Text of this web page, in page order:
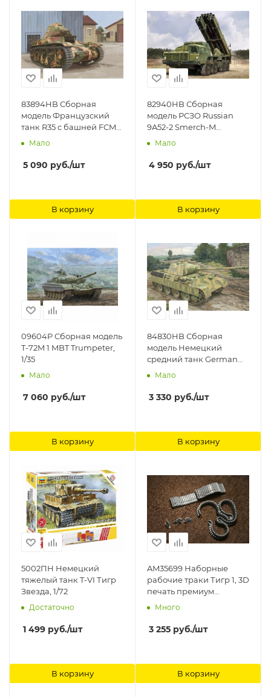
83894HB Сборная
модель Французский
танк R35 c башней FCM
Hobby Boss
Мало
5 090 руб./шт
В корзину
82940HB Сборная
модель РСЗО Russian
9A52-2 Smerch-M
multiple rocket launcher
Мало
4 950 руб./шт
В корзину
09604P Сборная модель
T-72M 1 MBT Trumpeter,
1/35
Мало
7 060 руб./шт
В корзину
84830HB Сборная
модель Немецкий
средний танк German
Sd.Kfz.171 PzKpfw Ausf A
Мало
3 330 руб./шт
В корзину
5002ПН Немецкий
тяжелый танк T-VI Тигр
Звезда, 1/72
Достаточно
1 499 руб./шт
В корзину
AM35699 Наборные
рабочие траки Тигр 1, 3D
печать премиум
качества Arma Models
Много
3 255 руб./шт
В корзину